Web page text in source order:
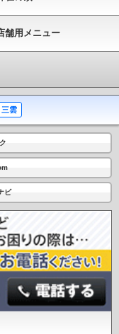
舗用メニュー
三雲
ビ